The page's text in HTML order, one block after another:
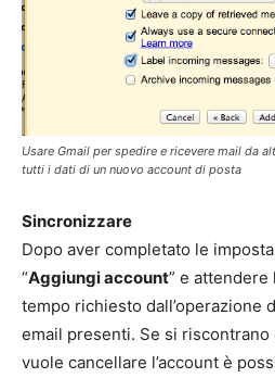
Usare Gmail per spedire e ricevere mail da
tutti i dati di un nuovo account di posta
Sincronizzare
Dopo aver completato le
“Aggiungi account” e attendere
tempo richiesto dall’operazione
email presenti. Se si
vuole cancellare l’account è